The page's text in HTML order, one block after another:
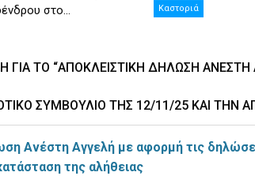
στο...
Καστοριά
ΓΙΑ ΤΟ “ΑΠΟΚΛΕΙΣΤΙΚΉ ΔΉΛΩΣΗ
ΣΥΜΒΟΎΛΙΟ ΤΗΣ 12/11/25 ΚΑΙ ΤΗΝ
Ανέστη Αγγελή με αφορμή τις
της αλήθειας